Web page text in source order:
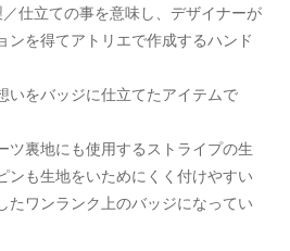
仕立ての事を意味し、デザイナーが
ンを得てアトリエで作成するハンド
いをバッジに仕立てたアイテムで
ツ裏地にも使用するストライプの生
ンも生地をいためにくく付けやすい
たワンランク上のバッジになってい